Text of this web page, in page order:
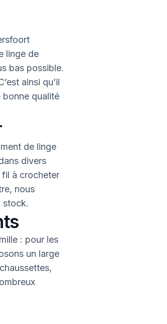
linge de
bas possible.
ainsi qu’il
qualité
de linge
divers
fil à crocheter
nous
stock.
: pour les
un large